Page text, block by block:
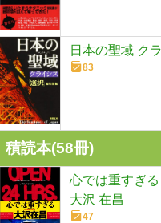
日本の聖域 ク
83
積読本(58冊)
心では重すぎる
大沢 在昌
47